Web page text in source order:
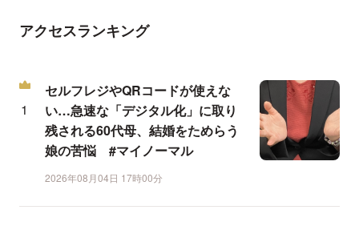
アクセスランキング
セルフレジやQRコードが使えな
い…急速な「デジタル化」に取り
残される60代母、結婚をためらう
娘の苦悩 #マイノーマル
2026年08月04日 17時00分